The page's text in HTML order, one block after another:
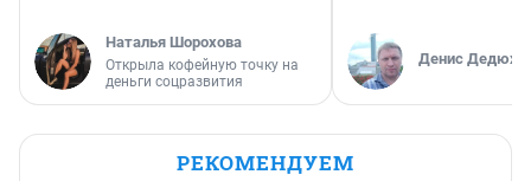
Наталья Шорохова
Открыла кофейную точку на
деньги соцразвития
Денис
РЕКОМЕНДУЕМ